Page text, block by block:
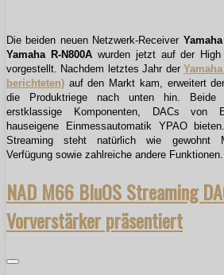
Die beiden neuen Netzwerk-Receiver
Yamaha R-N800Awurden jetzt auf der High
vorgestellt. Nachdem letztes Jahr der
berichteten) auf den Markt kam, erweitert
die Produktriege nach unten hin. Beide
erstklassige Komponenten, DACs von
hauseigene Einmessautomatik YPAO
Streaming steht natürlich wie gewohnt
Verfügung sowie zahlreiche andere Funktionen.
NAD M66 BluOS Streaming
Vorverstärker präsentiert